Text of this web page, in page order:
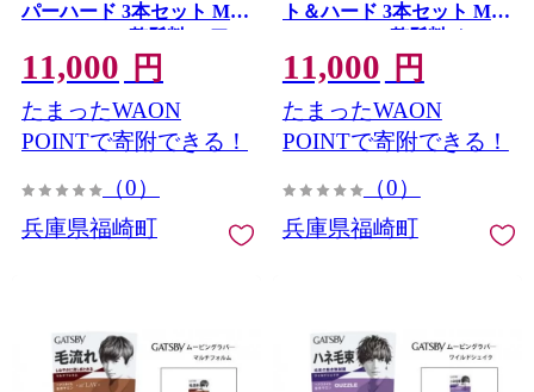
パーハード 3本セット MA-
08 GATSBY 整髪料 ヘアス
プレー 男性化粧品
11,000 円
たまったWAON
POINTで寄附できる！
（0）
兵庫県福崎町
ト＆ハード 3本セット MA-
12 GATSBY 整髪料 ムース
男性化粧品
11,000 円
たまったWAON
POINTで寄附できる！
（0）
兵庫県福崎町